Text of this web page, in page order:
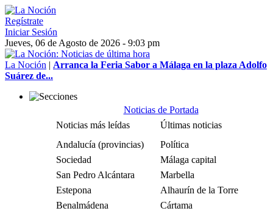
Regístrate
Iniciar Sesión
Jueves, 06 de Agosto de 2026 - 9:03 pm
La Noción | Arranca la Feria Sabor a Málaga en la plaza Adolfo
Suárez de...
Noticias de Portada
Noticias más leídas
Últimas noticias
Andalucía (provincias)
Política
Sociedad
Málaga capital
San Pedro Alcántara
Marbella
Estepona
Alhaurín de la Torre
Benalmádena
Cártama